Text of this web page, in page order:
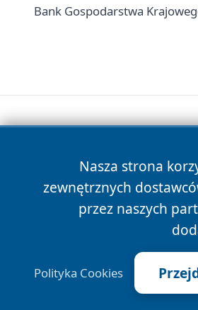
Bank Gospodarstwa
Nasza strona
zewnętrznych
przez naszych
Polityka Cookies